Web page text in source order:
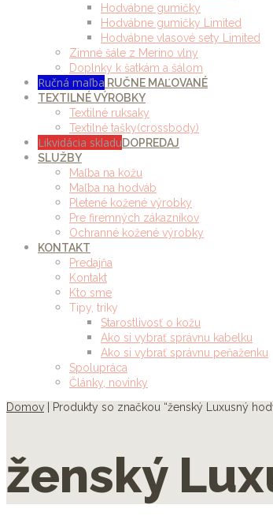
Hodvábne gumičky
Hodvábne gumičky Limited
Hodvábne vlasové sety Limited
Zimné šále z Merino vlny
Doplnky k šatkám a šálom
Ručná maľba RUČNE MAĽOVANÉ
TEXTILNÉ VÝROBKY
Textilné ruksaky
Textilné tašky(crossbody)
Likvidácia skladuDOPREDAJ
SLUŽBY
Maľba na kožu
Maľba na hodváb
Pletené kožené výrobky
Pre firemných zákazníkov
Ochranné kožené výrobky
KONTAKT
Predajňa
Kontakt
Kto sme
Tipy, triky
Starostlivosť o kožu
Ako si vybrať správnu kabelku
Ako si vybrať správnu peňaženku
Spolupráca
Články, novinky
Domov | Produkty so značkou “ženský Luxusný
ženský